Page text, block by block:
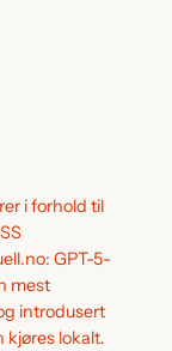
i forhold til
GPT-5-
mest
introdusert
kjøres lokalt.